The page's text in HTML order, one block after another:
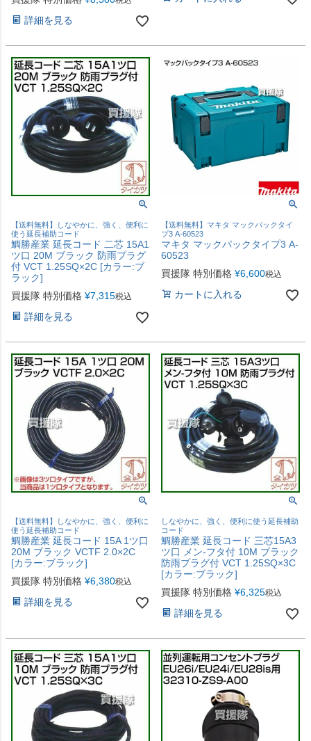
詳細を見る
【送料無料】しなやかに、強く、便利に
使う延長補助コード
鯛勝産業 延長コード 二芯 15A1
ツ口 20M ブラック 防雨プラグ
付 VCT 1.25SQ×2C [カラー:ブ
ラック]
買援隊 特別価格 ¥7,315税込
詳細を見る
【送料無料】マキタ マックパックタイ
プ3 A-60523
マキタ マックパックタイプ3 A-
60523
買援隊 特別価格 ¥6,600税込
カートに入れる
【送料無料】しなやかに、強く、便利に
使う延長補助コード
鯛勝産業 延長コード 15A 1ツ口
20M ブラック VCTF 2.0×2C
[カラー:ブラック]
買援隊 特別価格 ¥6,380税込
詳細を見る
しなやかに、強く、便利に使う延長補助
コード
鯛勝産業 延長コード 三芯15A3
ツ口 メン-フタ付 10M ブラック
防雨プラグ付 VCT 1.25SQ×3C
[カラー:ブラック]
買援隊 特別価格 ¥6,325税込
詳細を見る